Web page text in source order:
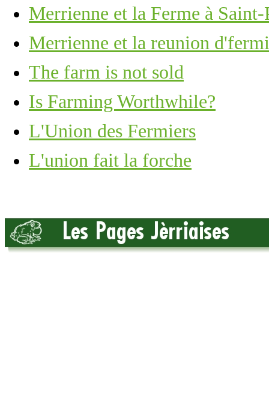
Merrienne et la Ferme à
Merrienne et la reunion
The farm is not sold
Is Farming Worthwhile?
L'Union des Fermiers
L'union fait la forche